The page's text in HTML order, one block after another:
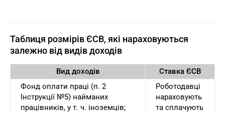
Таблиця розмірів ЄСВ, які нараховуються
залежно від видів доходів
Вид доходів
Ставка ЄСВ
Фонд оплати праці (п. 2
Інструкції №5) найманих
працівників, у т. ч. іноземців;
Роботодавці
нараховують
та сплачують